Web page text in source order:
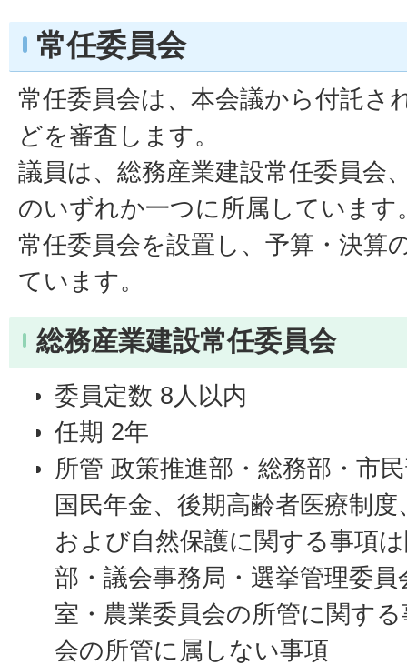
常任委員会
常任委員会は、本会議から付託さ
どを審査します。
議員は、総務産業建設常任委員会
のいずれか一つに所属しています
常任委員会を設置し、予算・決算
ています。
総務産業建設常任委員会
委員定数 8人以内
任期 2年
所管 政策推進部・総務部・市
国民年金、後期高齢者医療制
および自然保護に関する事項
部・議会事務局・選挙管理委
室・農業委員会の所管に関す
会の所管に属しない事項